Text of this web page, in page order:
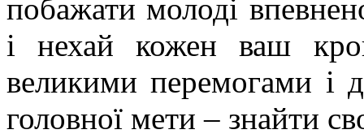
побажати молоді
і нехай кожен ваш
великими перемогами і
головної мети – знайти